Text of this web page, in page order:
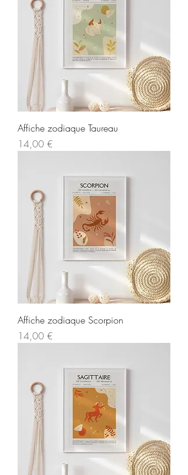
Affiche zodiaque Taureau
Prix
14,00 €
Affiche zodiaque Scorpion
Prix
14,00 €